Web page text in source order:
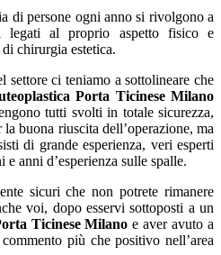
di persone ogni anno si rivolgono a
al proprio aspetto fisico e
chirurgia estetica.
settore ci teniamo a sottolineare che
Porta Ticinese Milano
tutti svolti in totale sicurezza,
buona riuscita dell’operazione, ma
di grande esperienza, veri esperti
e anni d’esperienza sulle spalle.
sicuri che non potrete rimanere
voi, dopo esservi sottoposti a un
Ticinese Milano e aver avuto a
più che positivo nell’area